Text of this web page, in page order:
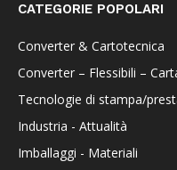
CATEGORIE POPOLARI
Converter & Cartotecnica
Converter – Flessibili –
Tecnologie di stampa/
Industria - Attualità
Imballaggi - Materiali